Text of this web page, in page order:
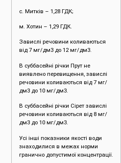
с. Митків – 1,28 ГДК;
м. Хотин – 1,29 ГДК.
Завислі речовини коливаються
від 7 мг/дм3 до 12 мг/дм3.
В суббасейні річки Прут не
виявлено перевищення, завислі
речовини коливаються від 7 мг/
дм3 до 10 мг/дм3.
В суббасейні річки Сірет завислі
речовини коливаються від 8 мг/
дм3 до 10 мг/дм3.
Усі інші показники якості води
знаходилися в межах норми
гранично допустимої концентрації.